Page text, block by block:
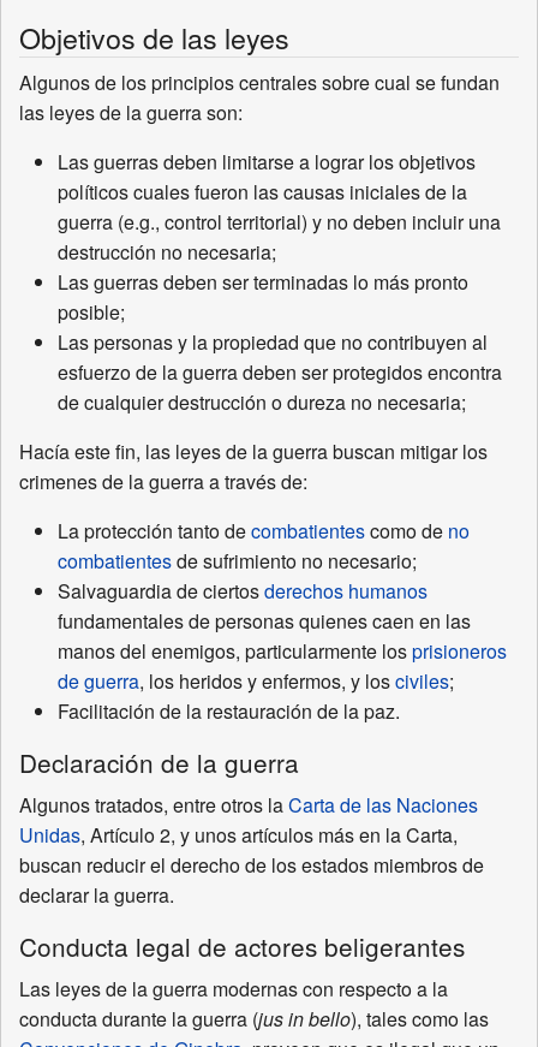
Objetivos de las leyes
Algunos de los principios centrales sobre cual se fundan
las leyes de la guerra son:
Las guerras deben limitarse a lograr los objetivos
políticos cuales fueron las causas iniciales de la
guerra (e.g., control territorial) y no deben incluir una
destrucción no necesaria;
Las guerras deben ser terminadas lo más pronto
posible;
Las personas y la propiedad que no contribuyen al
esfuerzo de la guerra deben ser protegidos encontra
de cualquier destrucción o dureza no necesaria;
Hacía este fin, las leyes de la guerra buscan mitigar los
crimenes de la guerra a través de:
La protección tanto decombatientescomo de no
combatientesde sufrimiento no necesario;
Salvaguardia de ciertosderechos humanos
fundamentales de personas quienes caen en las
manos del enemigos, particularmente losprisioneros
de guerra, los heridos y enfermos, y losciviles;
Facilitación de la restauración de la paz.
Declaración de la guerra
Algunos tratados, entre otros laCarta de las Naciones
Unidas, Artículo 2, y unos artículos más en la Carta,
buscan reducir el derecho de los estados miembros de
declarar la guerra.
Conducta legal de actores beligerantes
Las leyes de la guerra modernas con respecto a la
conducta durante la guerra (jus in bello), tales como las